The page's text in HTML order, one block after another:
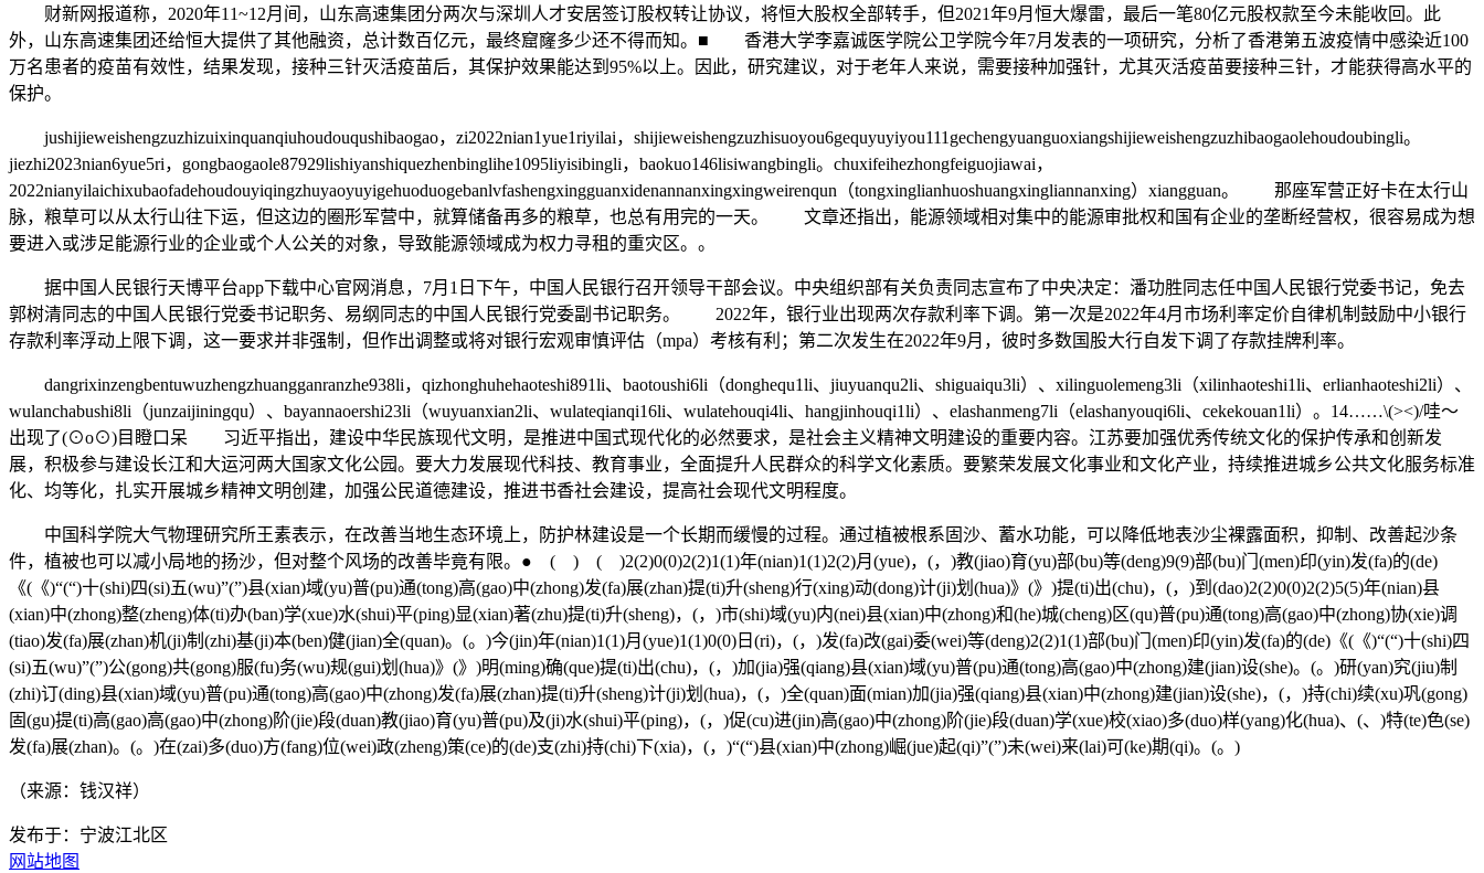
财新网报道称，2020年11~12月间，山东高速集团分两次与深圳人才安居签订股权转让协议，将恒大股权全部转手，但2021年9月恒大爆雷，最后一笔80亿元股权款至今未能收回。此
外，山东高速集团还给恒大提供了其他融资，总计数百亿元，最终窟窿多少还不得而知。■ 香港大学李嘉诚医学院公卫学院今年7月发表的一项研究，分析了香港第五波疫情中感染近100
万名患者的疫苗有效性，结果发现，接种三针灭活疫苗后，其保护效果能达到95%以上。因此，研究建议，对于老年人来说，需要接种加强针，尤其灭活疫苗要接种三针，才能获得高水平的
保护。
jushijieweishengzuzhizuixinquanqiuhoudouqushibaogao，zi2022nian1yue1riyilai，shijieweishengzuzhisuoyou6gequyuyiyou111gechengyuanguoxiangshijieweishengzuzhibaogaolehoudoubingli。
jiezhi2023nian6yue5ri，gongbaogaole87929lishiyanshiquezhenbinglihe1095liyisibingli，baokuo146lisiwangbingli。chuxifeihezhongfeiguojiawai，
2022nianyilaichixubaofadehoudouyiqingzhuyaoyuyigehuoduogebanlvfashengxingguanxidenannanxingxingweirenqun（tongxinglianhuoshuangxingliannanxing）xiangguan。 那座军营正好卡在太行山
脉，粮草可以从太行山往下运，但这边的圈形军营中，就算储备再多的粮草，也总有用完的一天。 文章还指出，能源领域相对集中的能源审批权和国有企业的垄断经营权，很容易成为想
要进入或涉足能源行业的企业或个人公关的对象，导致能源领域成为权力寻租的重灾区。。
据中国人民银行天博平台app下载中心官网消息，7月1日下午，中国人民银行召开领导干部会议。中央组织部有关负责同志宣布了中央决定：潘功胜同志任中国人民银行党委书记，免去
郭树清同志的中国人民银行党委书记职务、易纲同志的中国人民银行党委副书记职务。 2022年，银行业出现两次存款利率下调。第一次是2022年4月市场利率定价自律机制鼓励中小银行
存款利率浮动上限下调，这一要求并非强制，但作出调整或将对银行宏观审慎评估（mpa）考核有利；第二次发生在2022年9月，彼时多数国股大行自发下调了存款挂牌利率。
dangrixinzengbentuwuzhengzhuangganranzhe938li，qizhonghuhehaoteshi891li、baotoushi6li（donghequ1li、jiuyuanqu2li、shiguaiqu3li）、xilinguolemeng3li（xilinhaoteshi1li、erlianhaoteshi2li）、
wulanchabushi8li（junzaijiningqu）、bayannaoershi23li（wuyuanxian2li、wulateqianqi16li、wulatehouqi4li、hangjinhouqi1li）、elashanmeng7li（elashanyouqi6li、cekekouan1li）。14……\(><)/哇～
出现了(⊙o⊙)目瞪口呆 习近平指出，建设中华民族现代文明，是推进中国式现代化的必然要求，是社会主义精神文明建设的重要内容。江苏要加强优秀传统文化的保护传承和创新发
展，积极参与建设长江和大运河两大国家文化公园。要大力发展现代科技、教育事业，全面提升人民群众的科学文化素质。要繁荣发展文化事业和文化产业，持续推进城乡公共文化服务标准
化、均等化，扎实开展城乡精神文明创建，加强公民道德建设，推进书香社会建设，提高社会现代文明程度。
中国科学院大气物理研究所王素表示，在改善当地生态环境上，防护林建设是一个长期而缓慢的过程。通过植被根系固沙、蓄水功能，可以降低地表沙尘裸露面积，抑制、改善起沙条
件，植被也可以减小局地的扬沙，但对整个风场的改善毕竟有限。● ( ) ( )2(2)0(0)2(2)1(1)年(nian)1(1)2(2)月(yue)，(，)教(jiao)育(yu)部(bu)等(deng)9(9)部(bu)门(men)印(yin)发(fa)的(de)
《(《)“(“)十(shi)四(si)五(wu)”(”)县(xian)域(yu)普(pu)通(tong)高(gao)中(zhong)发(fa)展(zhan)提(ti)升(sheng)行(xing)动(dong)计(ji)划(hua)》(》)提(ti)出(chu)，(，)到(dao)2(2)0(0)2(2)5(5)年(nian)县
(xian)中(zhong)整(zheng)体(ti)办(ban)学(xue)水(shui)平(ping)显(xian)著(zhu)提(ti)升(sheng)，(，)市(shi)域(yu)内(nei)县(xian)中(zhong)和(he)城(cheng)区(qu)普(pu)通(tong)高(gao)中(zhong)协(xie)调
(tiao)发(fa)展(zhan)机(ji)制(zhi)基(ji)本(ben)健(jian)全(quan)。(。)今(jin)年(nian)1(1)月(yue)1(1)0(0)日(ri)，(，)发(fa)改(gai)委(wei)等(deng)2(2)1(1)部(bu)门(men)印(yin)发(fa)的(de)《(《)“(“)十(shi)四
(si)五(wu)”(”)公(gong)共(gong)服(fu)务(wu)规(gui)划(hua)》(》)明(ming)确(que)提(ti)出(chu)，(，)加(jia)强(qiang)县(xian)域(yu)普(pu)通(tong)高(gao)中(zhong)建(jian)设(she)。(。)研(yan)究(jiu)制
(zhi)订(ding)县(xian)域(yu)普(pu)通(tong)高(gao)中(zhong)发(fa)展(zhan)提(ti)升(sheng)计(ji)划(hua)，(，)全(quan)面(mian)加(jia)强(qiang)县(xian)中(zhong)建(jian)设(she)，(，)持(chi)续(xu)巩(gong)
固(gu)提(ti)高(gao)高(gao)中(zhong)阶(jie)段(duan)教(jiao)育(yu)普(pu)及(ji)水(shui)平(ping)，(，)促(cu)进(jin)高(gao)中(zhong)阶(jie)段(duan)学(xue)校(xiao)多(duo)样(yang)化(hua)、(、)特(te)色(se)
发(fa)展(zhan)。(。)在(zai)多(duo)方(fang)位(wei)政(zheng)策(ce)的(de)支(zhi)持(chi)下(xia)，(，)“(“)县(xian)中(zhong)崛(jue)起(qi)”(”)未(wei)来(lai)可(ke)期(qi)。(。)
（来源：钱汉祥）
发布于：宁波江北区
网站地图